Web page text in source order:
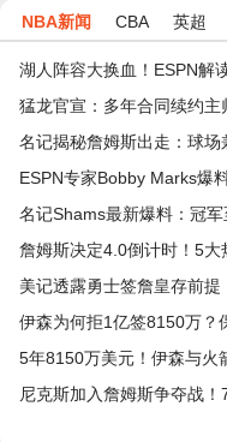
NBA新闻 CBA 英超
湖人阵容大换血！ESPN解
猛龙官宣：多年合同续约
詹姆斯决定4.0倒计时！5大
伊森为何拒1亿签8150万？
5年8150万美元！伊森与火
尼克斯加入詹姆斯争夺战